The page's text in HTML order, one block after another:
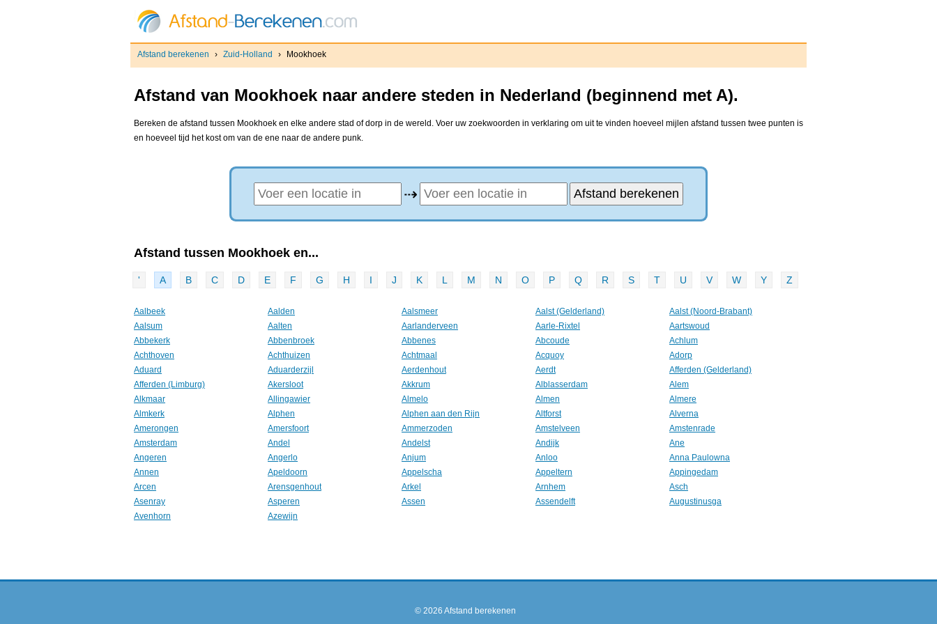
Afstand berekenen › Zuid-Holland › Mookhoek
Afstand van Mookhoek naar andere steden in Nederland (beginnend met A).
Bereken de afstand tussen Mookhoek en elke andere stad of dorp in de wereld. Voer uw zoekwoorden in verklaring om uit te vinden hoeveel mijlen afstand tussen twee punten is
en hoeveel tijd het kost om van de ene naar de andere punk.
⇢
Afstand tussen Mookhoek en...
' A B C D E F G H I J K L M N O P Q R S T U V W Y Z
Aalbeek Aalden Aalsmeer Aalst (Gelderland)
Aalst (Noord-Brabant)
Aalsum
Aalten Aarlanderveen Aarle-Rixtel
Aartswoud
Abbekerk
Abbenbroek Abbenes Abcoude
Achlum
Achthoven
Achthuizen Achtmaal Acquoy
Adorp
Aduard
Aduarderzijl Aerdenhout Aerdt
Afferden (Gelderland)
Afferden (Limburg)
Akersloot Akkrum Alblasserdam
Alem
Alkmaar
Allingawier Almelo Almen
Almere
Almkerk
Alphen Alphen aan den Rijn Altforst
Alverna
Amerongen
Amersfoort Ammerzoden Amstelveen
Amstenrade
Amsterdam
Andel Andelst Andijk
Ane
Angeren
Angerlo Anjum Anloo
Anna Paulowna
Annen
Apeldoorn Appelscha Appeltern
Appingedam
Arcen
Arensgenhout Arkel Arnhem
Asch
Asenray
Asperen Assen Assendelft
Augustinusga
Avenhorn
Azewijn
© 2026 Afstand berekenen